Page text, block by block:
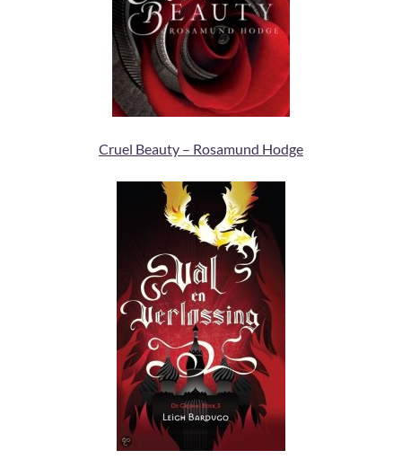
Cruel Beauty – Rosamund Hodge